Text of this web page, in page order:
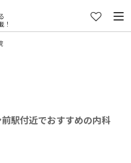
！
駅付近でおすすめの内科